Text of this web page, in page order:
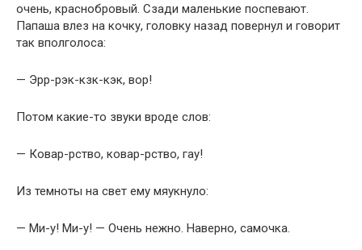
очень, краснобровый. Сзади маленькие поспевают.
Папаша влез на кочку, головку назад повернул и говорит
так вполголоса:
— Эрр-рэк-кзк-кэк, вор!
Потом какие-то звуки вроде слов:
— Ковар-рство, ковар-рство, гау!
Из темноты на свет ему мяукнуло:
— Ми-у! Ми-у! — Очень нежно. Наверно, самочка.